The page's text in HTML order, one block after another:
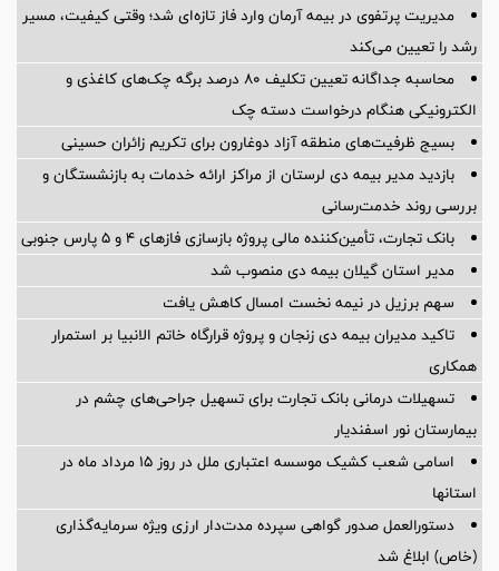
مدیریت پرتفوی در بیمه آرمان وارد فاز تازه‌ای شد؛ وقتی کیفیت، مسیر
رشد را تعیین می‌کند
محاسبه جداگانه تعیین تکلیف 80 درصد برگه چک‌های کاغذی و
الکترونیکی هنگام درخواست دسته چک
بسیج ظرفیت‌های منطقه آزاد دوغارون برای تکریم زائران حسینی
بازدید مدیر بیمه دی لرستان از مراکز ارائه خدمات به بازنشستگان و
بررسی روند خدمت‌رسانی
بانک تجارت، تأمین‌کننده مالی پروژه بازسازی فازهای ۴ و ۵ پارس جنوبی
مدیر استان گیلان بیمه دی منصوب شد
سهم برزیل در نیمه نخست امسال کاهش یافت
تاکید مدیران بیمه دی زنجان و پروژه قرارگاه خاتم الانبیا بر استمرار
همکاری
تسهیلات درمانی بانک تجارت برای تسهیل جراحی‌های چشم در
بیمارستان نور اسفندیار
اسامی شعب کشیک موسسه اعتباری ملل در روز 15 مرداد ماه در
استانها
دستورالعمل صدور گواهی سپرده مدت‌دار ارزی ویژه سرمایه‌گذاری
(خاص) ابلاغ شد